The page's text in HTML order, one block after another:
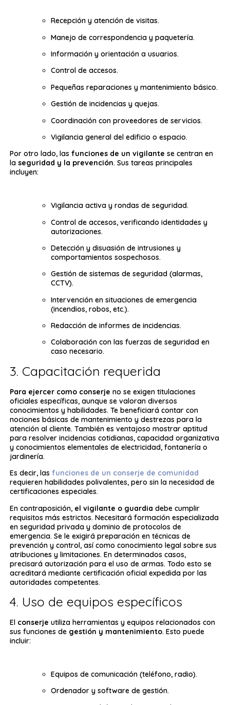
Recepción y atención de visitas.
Manejo de correspondencia y paquetería.
Información y orientación a usuarios.
Control de accesos.
Pequeñas reparaciones y mantenimiento básico.
Gestión de incidencias y quejas.
Coordinación con proveedores de servicios.
Vigilancia general del edificio o espacio.
Por otro lado, las funciones de un vigilante se centran en
la seguridad y la prevención. Sus tareas principales
incluyen:
Vigilancia activa y rondas de seguridad.
Control de accesos, verificando identidades y
autorizaciones.
Detección y disuasión de intrusiones y
comportamientos sospechosos.
Gestión de sistemas de seguridad (alarmas,
CCTV).
Intervención en situaciones de emergencia
(incendios, robos, etc.).
Redacción de informes de incidencias.
Colaboración con las fuerzas de seguridad en
caso necesario.
3. Capacitación requerida
Para ejercer como conserje no se exigen titulaciones
oficiales específicas, aunque se valoran diversos
conocimientos y habilidades. Te beneficiará contar con
nociones básicas de mantenimiento y destrezas para la
atención al cliente. También es ventajoso mostrar aptitud
para resolver incidencias cotidianas, capacidad organizativa
y conocimientos elementales de electricidad, fontanería o
jardinería.
Es decir, las funciones de un conserje de comunidad
requieren habilidades polivalentes, pero sin la necesidad de
certificaciones especiales.
En contraposición,el vigilante o guardia debe cumplir
requisitos más estrictos. Necesitará formación especializada
en seguridad privada y dominio de protocolos de
emergencia. Se le exigirá preparación en técnicas de
prevención y control, así como conocimiento legal sobre sus
atribuciones y limitaciones. En determinados casos,
precisará autorización para el uso de armas. Todo esto se
acreditará mediante certificación oficial expedida por las
autoridades competentes.
4. Uso de equipos específicos
El conserje utiliza herramientas y equipos relacionados con
sus funciones de gestión y mantenimiento. Esto puede
incluir:
Equipos de comunicación (teléfono, radio).
Ordenador y software de gestión.